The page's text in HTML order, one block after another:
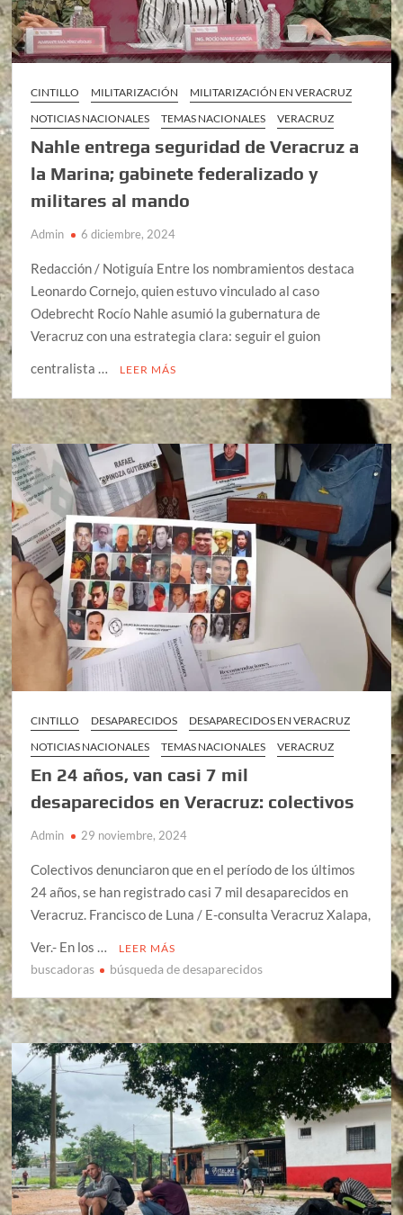
CINTILLO MILITARIZACIÓN
MILITARIZACIÓN EN VERACRUZ
NOTICIAS NACIONALES
TEMAS NACIONALES VERACRUZ
Nahle entrega seguridad de Veracruz a
la Marina; gabinete federalizado y
militares al mando
Admin 6 diciembre, 2024
Redacción / Notiguía Entre los nombramientos destaca
Leonardo Cornejo, quien estuvo vinculado al caso
Odebrecht Rocío Nahle asumió la gubernatura de
Veracruz con una estrategia clara: seguir el guion
centralista …
LEER MÁS
CINTILLO DESAPARECIDOS
DESAPARECIDOS EN VERACRUZ
NOTICIAS NACIONALES
TEMAS NACIONALES VERACRUZ
En 24 años, van casi 7 mil
desaparecidos en Veracruz: colectivos
Admin 29 noviembre, 2024
Colectivos denunciaron que en el período de los últimos
24 años, se han registrado casi 7 mil desaparecidos en
Veracruz. Francisco de Luna / E-consulta Veracruz Xalapa,
Ver.- En los …
LEER MÁS
buscadoras búsqueda de desaparecidos